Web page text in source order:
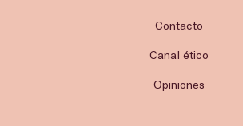
Contacto
Canal ético
Opiniones